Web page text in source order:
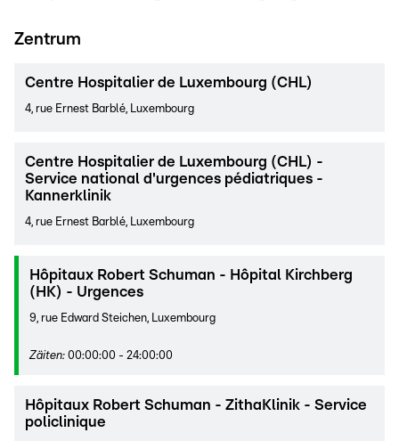
Zentrum
Centre Hospitalier de Luxembourg (CHL)
4, rue Ernest Barblé, Luxembourg
Centre Hospitalier de Luxembourg (CHL) -
Service national d'urgences pédiatriques -
Kannerklinik
4, rue Ernest Barblé, Luxembourg
Hôpitaux Robert Schuman - Hôpital Kirchberg
(HK) - Urgences
9, rue Edward Steichen, Luxembourg
Zäiten: 00:00:00 - 24:00:00
Hôpitaux Robert Schuman - ZithaKlinik - Service
policlinique